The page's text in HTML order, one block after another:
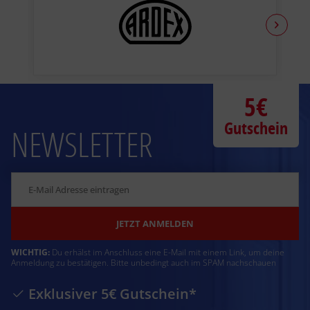
Holz- und Holzwerkstoffe:
Mit den wasserverdünnbaren, umwelt­schonenden Capacryl
Hinweis Q2/ Q3 Spachtelung / dünne Gipsschichten < 0,5mm:
Bei Verwendung gipshaltiger, hydraulisch abbindender
Spachtelmassen in der Qualitätsstufe Q2/Q3 wird eine
-9/2020 "Haftfestigkeitsstörungen von Beschichtungen auf
Farbe, Gestaltung, Bautenschutz und des
NEWSLETTER
JETZT ANMELDEN
WICHTIG: Du erhälst im Anschluss eine E-Mail mit einem Link, um deine
Anmeldung zu bestätigen. Bitte unbedingt auch im SPAM nachschauen
Exklusiver 5€ Gutschein*
5€
Gutschein